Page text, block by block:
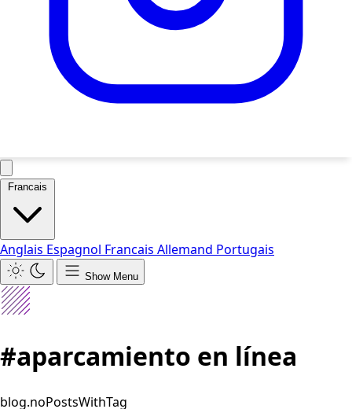
Francais
Anglais Espagnol Francais Allemand Portugais
Show Menu
#aparcamiento en línea
blog.noPostsWithTag